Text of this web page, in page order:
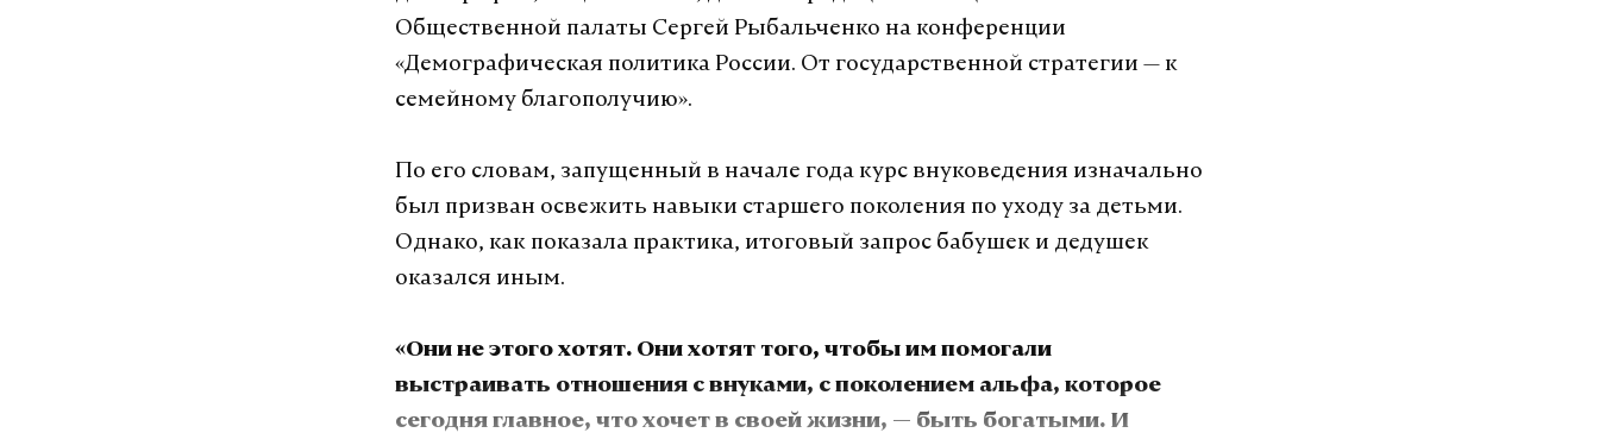
Общественной палаты Сергей Рыбальченко на конференции
«Демографическая политика России. От государственной стратегии — к
семейному благополучию».
По его словам, запущенный в начале года курс внуковедения изначально
был призван освежить навыки старшего поколения по уходу за детьми.
Однако, как показала практика, итоговый запрос бабушек и дедушек
оказался иным.
«Они не этого хотят. Они хотят того, чтобы им помогали
выстраивать отношения с внуками, с поколением альфа, которое
сегодня главное, что хочет в своей жизни, — быть богатыми. И